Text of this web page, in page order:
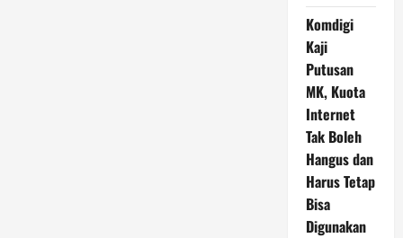
Komdigi
Kaji
Putusan
MK, Kuota
Internet
Tak Boleh
Hangus dan
Harus Tetap
Bisa
Digunakan